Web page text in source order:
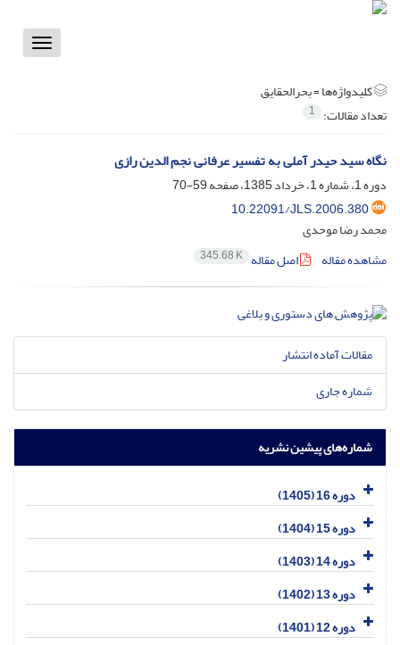
Toggle
کلیدواژه‌ها =بحرالحقایق
تعداد مقالات: 1
نگاه سید حیدر آملی به تفسیر عرفانی نجم الدین رازی
دوره 1، شماره 1، خرداد 1385، صفحه
59-70
10.22091/JLS.2006.380
محمد رضا موحدی
مشاهده مقاله
اصل مقاله 345.68 K
مقالات آماده انتشار
شماره جاری
شماره‌های پیشین نشریه
دوره 16 (1405)
دوره 15 (1404)
دوره 14 (1403)
دوره 13 (1402)
دوره 12 (1401)